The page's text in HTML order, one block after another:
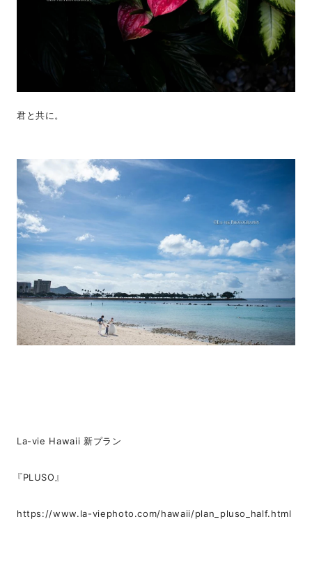
君と共に。
La-vie Hawaii 新プラン
『PLUSO』
https://www.la-viephoto.com/hawaii/plan_pluso_half.html